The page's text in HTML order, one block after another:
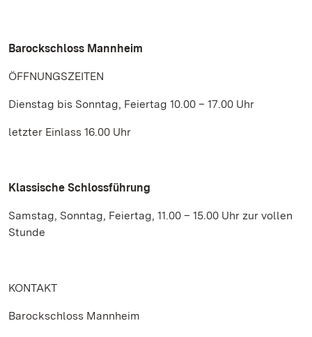
Barockschloss Mannheim
ÖFFNUNGSZEITEN
Dienstag bis Sonntag, Feiertag 10.00 – 17.00 Uhr
letzter Einlass 16.00 Uhr
Klassische Schlossführung
Samstag, Sonntag, Feiertag, 11.00 – 15.00 Uhr zur vollen
Stunde
KONTAKT
Barockschloss Mannheim